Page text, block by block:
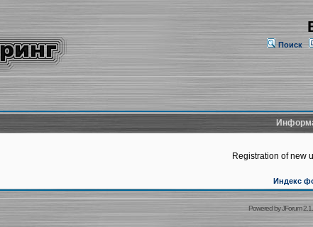
Поиск
Registration of new
Индекс
Powered byJForum